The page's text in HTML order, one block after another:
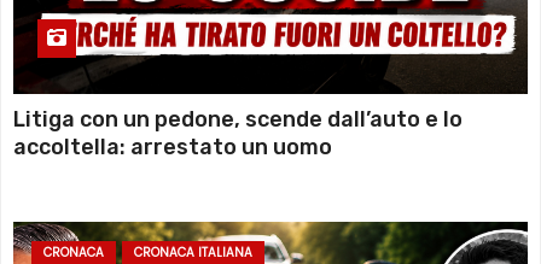
Litiga con un pedone, scende dall’auto e lo
accoltella: arrestato un uomo
CRONACA CRONACA ITALIANA